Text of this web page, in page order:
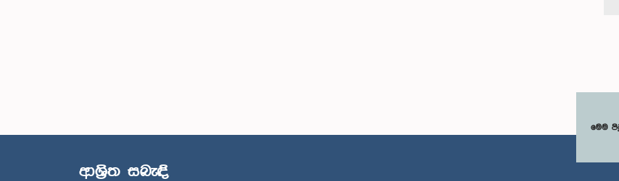
මෙම
ආශ්‍රිත සබැඳි